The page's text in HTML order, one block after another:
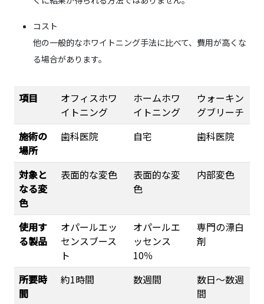
コスト
他の一般的なホワイトニング手法に比べて、費用が高くな
る場合があります。
項目
オフィスホワ
イトニング
ホームホワ
イトニング
ウォーキン
グブリーチ
施術の
場所
歯科医院 自宅 歯科医院
対象と
なる変
色
表面的な変色
表面的な変
色
内部変色
使用す
る製品
オパールエッ
センスブース
ト
オパールエ
ッセンス
10％
専門の漂白
剤
所要時
間
約1時間 数週間
数日～数週
間